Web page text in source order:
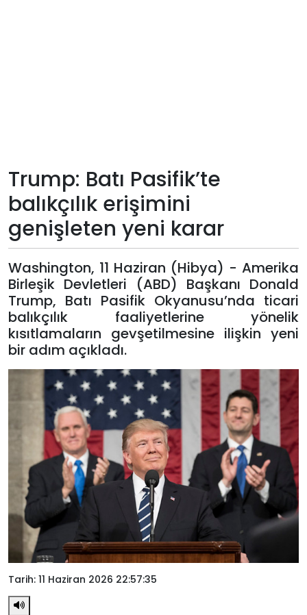
Künye
Giriş
Yap
Trump: Batı Pasifik’te
balıkçılık erişimini
genişleten yeni karar
Washington, 11 Haziran (Hibya) - Amerika
Birleşik Devletleri (ABD) Başkanı Donald
Trump, Batı Pasifik Okyanusu’nda ticari
balıkçılık faaliyetlerine yönelik
kısıtlamaların gevşetilmesine ilişkin yeni
bir adım açıkladı.
Tarih: 11 Haziran 2026 22:57:35